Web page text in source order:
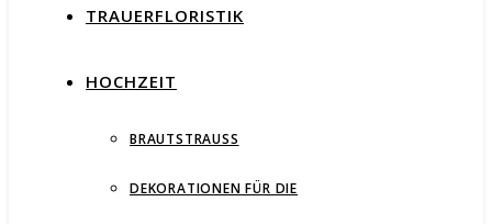
TRAUERFLORISTIK
HOCHZEIT
BRAUTSTRAUSS
DEKORATIONEN FÜR DIE